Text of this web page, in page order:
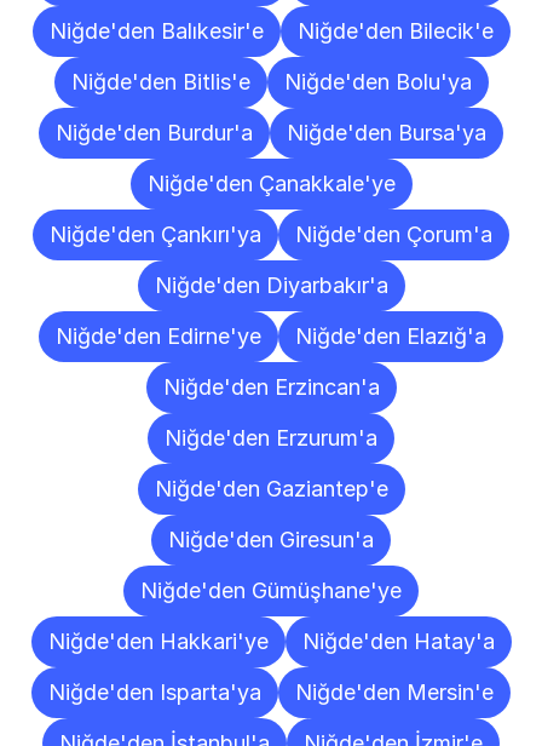
Niğde'den Balıkesir'e
Niğde'den Bilecik'e
Niğde'den Bitlis'e
Niğde'den Bolu'ya
Niğde'den Burdur'a
Niğde'den Bursa'ya
Niğde'den Çanakkale'ye
Niğde'den Çankırı'ya
Niğde'den Çorum'a
Niğde'den Diyarbakır'a
Niğde'den Edirne'ye
Niğde'den Elazığ'a
Niğde'den Erzincan'a
Niğde'den Erzurum'a
Niğde'den Gaziantep'e
Niğde'den Giresun'a
Niğde'den Gümüşhane'ye
Niğde'den Hakkari'ye
Niğde'den Hatay'a
Niğde'den Isparta'ya
Niğde'den Mersin'e